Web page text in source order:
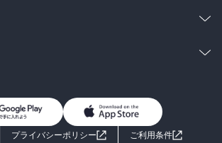
男子向けラノベ
お問い合わせ
プライバシーポリシー
ご利用条件